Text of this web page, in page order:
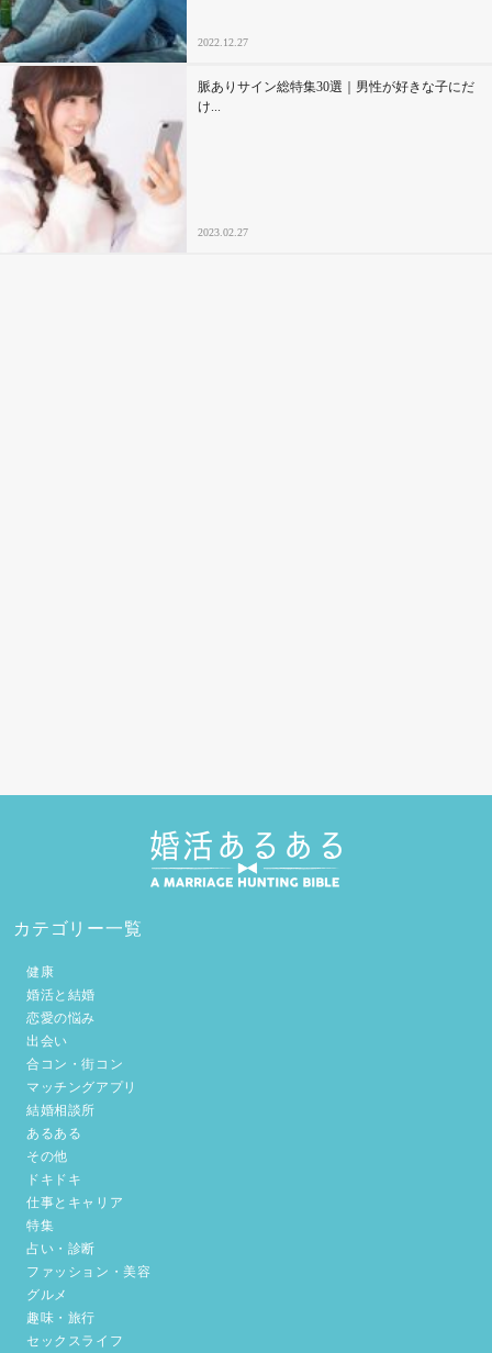
2022.12.27
脈ありサイン総特集30選｜男性が好きな子にだ
け...
2023.02.27
カテゴリー一覧
健康
婚活と結婚
恋愛の悩み
出会い
合コン・街コン
マッチングアプリ
結婚相談所
あるある
その他
ドキドキ
仕事とキャリア
特集
占い・診断
ファッション・美容
グルメ
趣味・旅行
セックスライフ